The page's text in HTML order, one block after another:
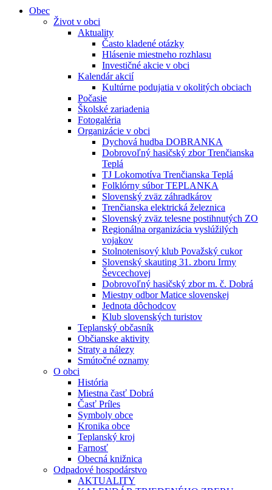
Obec
Život v obci
Aktuality
Často kladené otázky
Hlásenie miestneho rozhlasu
Investičné akcie v obci
Kalendár akcií
Kultúrne podujatia v okolitých obciach
Počasie
Školské zariadenia
Fotogaléria
Organizácie v obci
Dychová hudba DOBRANKA
Dobrovoľný hasičský zbor Trenčianska
Teplá
TJ Lokomotíva Trenčianska Teplá
Folklórny súbor TEPLANKA
Slovenský zväz záhradkárov
Trenčianska elektrická železnica
Slovenský zväz telesne postihnutých ZO
Regionálna organizácia vyslúžilých
vojakov
Stolnotenisový klub Považský cukor
Slovenský skauting 31. zboru Irmy
Ševcechovej
Dobrovoľný hasičský zbor m. č. Dobrá
Miestny odbor Matice slovenskej
Jednota dôchodcov
Klub slovenských turistov
Teplanský občasník
Občianske aktivity
Straty a nálezy
Smútočné oznamy
O obci
História
Miestna časť Dobrá
Časť Príles
Symboly obce
Kronika obce
Teplanský kroj
Farnosť
Obecná knižnica
Odpadové hospodárstvo
AKTUALITY